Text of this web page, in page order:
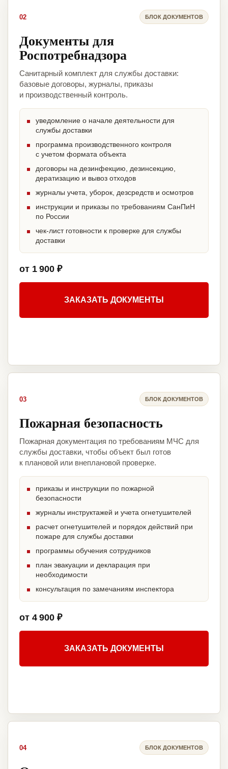
02 БЛОК ДОКУМЕНТОВ
Документы для
Роспотребнадзора
Санитарный комплект для службы доставки:
базовые договоры, журналы, приказы
и производственный контроль.
уведомление о начале деятельности для
службы доставки
программа производственного контроля
с учетом формата объекта
договоры на дезинфекцию, дезинсекцию,
дератизацию и вывоз отходов
журналы учета, уборок, дезсредств и осмотров
инструкции и приказы по требованиям СанПиН
по России
чек-лист готовности к проверке для службы
доставки
от 1 900 ₽
ЗАКАЗАТЬ ДОКУМЕНТЫ
03 БЛОК ДОКУМЕНТОВ
Пожарная безопасность
Пожарная документация по требованиям МЧС для
службы доставки, чтобы объект был готов
к плановой или внеплановой проверке.
приказы и инструкции по пожарной
безопасности
журналы инструктажей и учета огнетушителей
расчет огнетушителей и порядок действий при
пожаре для службы доставки
программы обучения сотрудников
план эвакуации и декларация при
необходимости
консультация по замечаниям инспектора
от 4 900 ₽
ЗАКАЗАТЬ ДОКУМЕНТЫ
04 БЛОК ДОКУМЕНТОВ